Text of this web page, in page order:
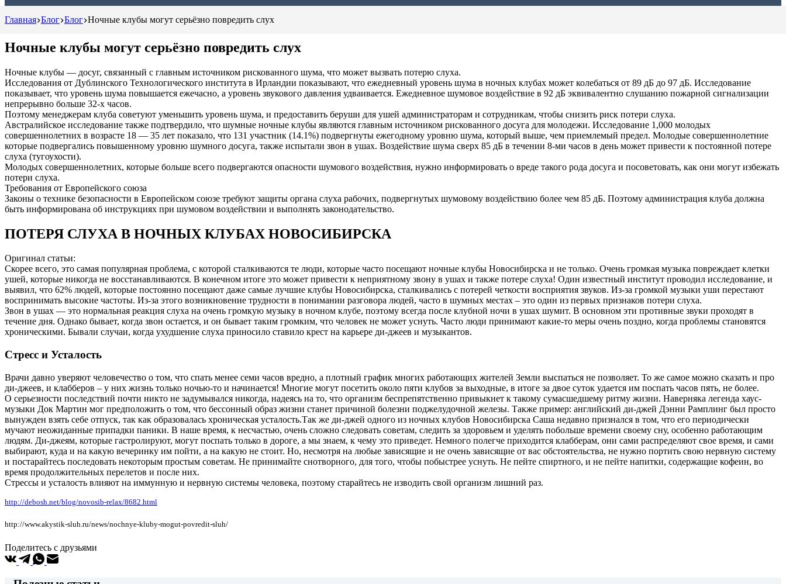
Главная Блог Блог Ночные клубы могут серьёзно повредить слух
Ночные клубы могут серьёзно повредить слух
Ночные клубы — досуг, связанный с главным источником рискованного шума, что может вызвать потерю слуха.
Исследования от Дублинского Технологического института в Ирландии показывают, что ежедневный уровень шума в ночных клубах может колебаться от 89 дБ до 97 дБ. Исследование
показывает, что уровень шума повышается ежечасно, а уровень звукового давления удваивается. Ежедневное шумовое воздействие в 92 дБ эквивалентно слушанию пожарной сигнализации
непрерывно больше 32-х часов.
Поэтому менеджерам клуба советуют уменьшить уровень шума, и предоставить беруши для ушей администраторам и сотрудникам, чтобы снизить риск потери слуха.
Австралийское исследование также подтвердило, что шумные ночные клубы являются главным источником рискованного досуга для молодежи. Исследование 1,000 молодых
совершеннолетних в возрасте 18 — 35 лет показало, что 131 участник (14.1%) подвергнуты ежегодному уровню шума, который выше, чем приемлемый предел. Молодые совершеннолетние
которые подвергались повышенному уровню шумного досуга, также испытали звон в ушах. Воздействие шума сверх 85 дБ в течении 8-ми часов в день может привести к постоянной потере
слуха (тугоухости).
Молодых совершеннолетних, которые больше всего подвергаются опасности шумового воздействия, нужно информировать о вреде такого рода досуга и посоветовать, как они могут избежать
потери слуха.
Требования от Европейского союза
Законы о технике безопасности в Европейском союзе требуют защиты органа слуха рабочих, подвергнутых шумовому воздействию более чем 85 дБ. Поэтому администрация клуба должна
быть информирована об инструкциях при шумовом воздействии и выполнять законодательство.
ПОТЕРЯ СЛУХА В НОЧНЫХ КЛУБАХ НОВОСИБИРСКА
Оригинал статьи:
Скорее всего, это самая популярная проблема, с которой сталкиваются те люди, которые часто посещают ночные клубы Новосибирска и не только. Очень громкая музыка повреждает клетки
ушей, которые никогда не восстанавливаются. В конечном итоге это может привести к неприятному звону в ушах и также потере слуха! Один известный институт проводил исследование, и
выявил, что 62% людей, которые постоянно посещают даже самые лучшие клубы Новосибирска, сталкивались с потерей четкости восприятия звуков. Из-за громкой музыки уши перестают
воспринимать высокие частоты. Из-за этого возникновение трудности в понимании разговора людей, часто в шумных местах – это один из первых признаков потери слуха.
Звон в ушах — это нормальная реакция слуха на очень громкую музыку в ночном клубе, поэтому всегда после клубной ночи в ушах шумит. В основном эти противные звуки проходят в
течение дня. Однако бывает, когда звон остается, и он бывает таким громким, что человек не может уснуть. Часто люди принимают какие-то меры очень поздно, когда проблемы становятся
хроническими. Бывали случаи, когда ухудшение слуха приносило ставило крест на карьере ди-джеев и музыкантов.
Стресс и Усталость
Врачи давно уверяют человечество о том, что спать менее семи часов вредно, а плотный график многих работающих жителей Земли выспаться не позволяет. То же самое можно сказать и про
ди-джеев, и клабберов – у них жизнь только ночью-то и начинается! Многие могут посетить около пяти клубов за выходные, в итоге за двое суток удается им поспать часов пять, не более.
О серьезности последствий почти никто не задумывался никогда, надеясь на то, что организм беспрепятственно привыкнет к такому сумасшедшему ритму жизни. Наверняка легенда хаус-
музыки Док Мартин мог предположить о том, что бессонный образ жизни станет причиной болезни поджелудочной железы. Также пример: английский ди-джей Дэнни Рамплинг был просто
вынужден взять себе отпуск, так как образовалась хроническая усталость.Так же ди-джей одного из ночных клубов Новосибирска Саша недавно признался в том, что его периодически
мучают неожиданные припадки паники. В наше время, к несчастью, очень сложно следовать советам, следить за здоровьем и уделять побольше времени своему сну, особенно работающим
людям. Ди-джеям, которые гастролируют, могут поспать только в дороге, а мы знаем, к чему это приведет. Немного полегче приходится клабберам, они сами распределяют свое время, и сами
выбирают, куда и на какую вечеринку им пойти, а на какую не стоит. Но, несмотря на любые зависящие и не очень зависящие от вас обстоятельства, не нужно портить свою нервную систему
и постарайтесь последовать некоторым простым советам. Не принимайте снотворного, для того, чтобы побыстрее уснуть. Не пейте спиртного, и не пейте напитки, содержащие кофеин, во
время продолжительных перелетов и после них.
Стрессы и усталость влияют на иммунную и нервную системы человека, поэтому старайтесь не изводить свой организм лишний раз.
http://debosh.net/blog/novosib-relax/8682.html
http://www.akystik-sluh.ru/news/nochnye-kluby-mogut-povredit-sluh/
Поделитесь с друзьями